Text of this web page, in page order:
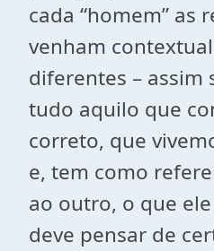
cada “homem” as
venham
diferentes – assim
tudo aquilo que
correto, que
e, tem como
ao outro, o que
deve pensar de